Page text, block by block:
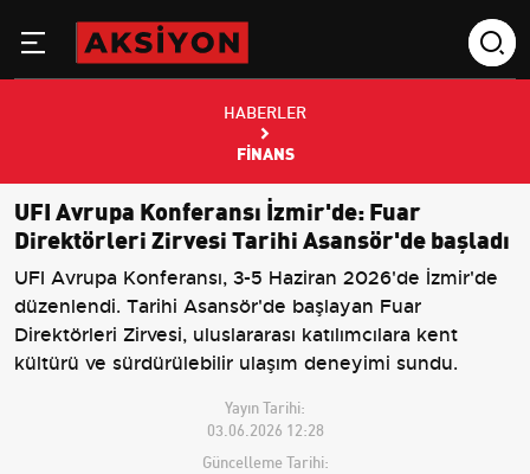
HABERLER
FINANS
UFI Avrupa Konferansı İzmir'de: Fuar
Direktörleri Zirvesi Tarihi Asansör'de başladı
UFI Avrupa Konferansı, 3-5 Haziran 2026'de İzmir'de
düzenlendi. Tarihi Asansör'de başlayan Fuar
Direktörleri Zirvesi, uluslararası katılımcılara kent
kültürü ve sürdürülebilir ulaşım deneyimi sundu.
Yayın Tarihi:
03.06.2026 12:28
Güncelleme Tarihi: